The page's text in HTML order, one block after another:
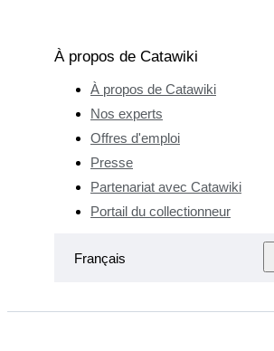
À propos de Catawiki
À propos de Catawiki
Nos experts
Offres d'emploi
Presse
Partenariat avec Catawiki
Portail du collectionneur